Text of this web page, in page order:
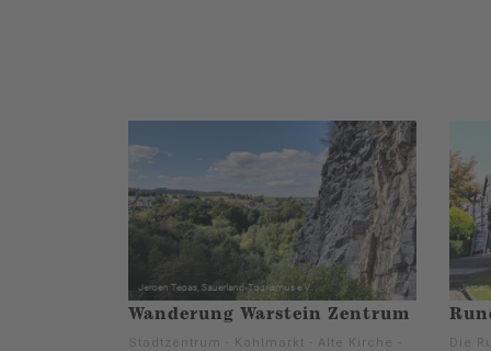
Wanderung Warstein Zentrum
Stadtzentrum - Kohlmarkt - Alte Kirche -
Die